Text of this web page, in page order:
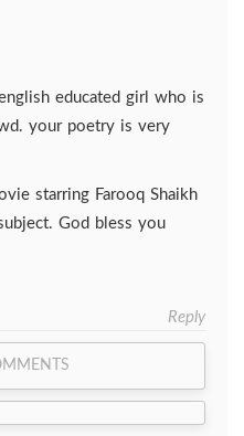
educated girl who is
your poetry is very
starring Farooq Shaikh
God bless you
Reply